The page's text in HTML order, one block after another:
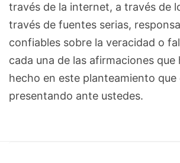
través de la internet, a través de
través de fuentes serias,
confiables sobre la veracidad o
cada una de las afirmaciones que
hecho en este planteamiento que
presentando ante ustedes.